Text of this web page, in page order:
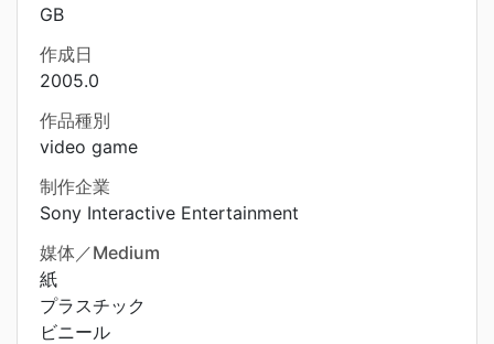
GB
作成日
2005.0
作品種別
video game
制作企業
Sony Interactive Entertainment
媒体／Medium
紙
プラスチック
ビニール